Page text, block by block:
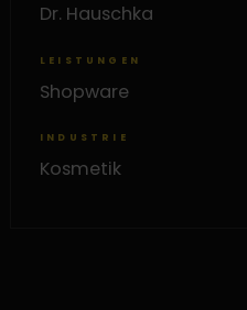
Dr. Hauschka
LEISTUNGEN
Shopware
INDUSTRIE
Kosmetik